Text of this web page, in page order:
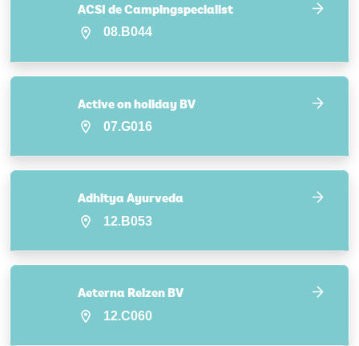
ACSI de Campingspecialist
08.B044
Active on holiday BV
07.G016
Adhitya Ayurveda
12.B053
Aeterna Reizen BV
12.C060